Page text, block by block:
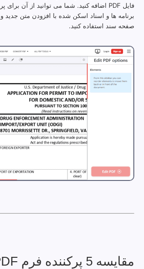
برنامه ها و اسناد اسکن شده با افزودن متن
صفحه سند استفاده کنید.
مقایسه 5 پرکننده فرم PDF آنلاین برتر